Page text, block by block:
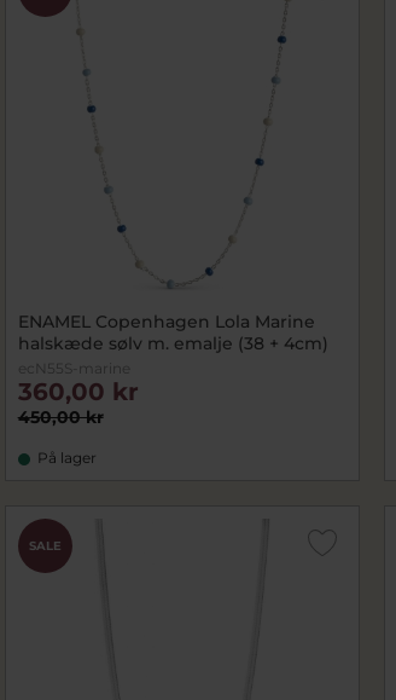
ENAMEL Copenhagen Lola Marine
halskæde sølv m. emalje (38 + 4cm)
ecN55S-marine
450,00 kr
360,00 kr
På lager
SALE